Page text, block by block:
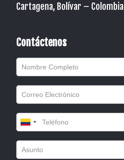
Cartagena, Bolívar – Colombia
Contáctenos